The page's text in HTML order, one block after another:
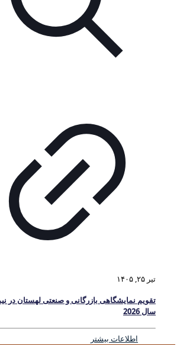
تیر ۲۵, ۱۴۰۵
تقویم نمایشگاهی بازرگانی و صنعتی لهستان در
سال 2026
اطلاعات بیشتر